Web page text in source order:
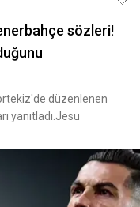
sözleri!
düzenlenen
yanıtladı.Jesu